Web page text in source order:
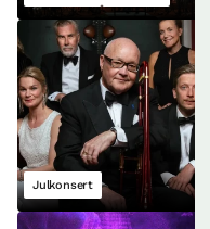
Julkonsert